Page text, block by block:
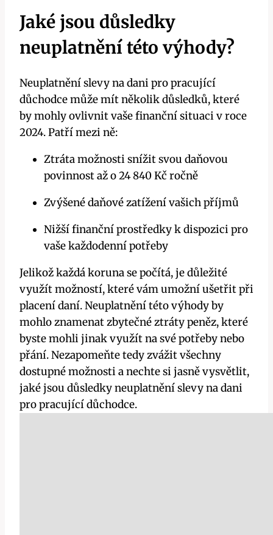
Jaké jsou důsledky
neuplatnění této výhody?
Neuplatnění slevy na dani pro pracující
důchodce může mít několik důsledků, které
by mohly ovlivnit vaše finanční situaci v roce
2024. Patří mezi ně:
Ztráta možnosti snížit svou daňovou
povinnost až o 24 840 Kč ročně
Zvýšené daňové zatížení vašich příjmů
Nižší finanční prostředky k dispozici pro
vaše každodenní potřeby
Jelikož každá koruna se počítá, je důležité
využít možností, které vám umožní ušetřit při
placení daní. Neuplatnění této výhody by
mohlo znamenat zbytečné ztráty peněz, které
byste mohli jinak využít na své potřeby nebo
přání. Nezapomeňte tedy zvážit všechny
dostupné možnosti a nechte si jasně vysvětlit,
jaké jsou důsledky neuplatnění slevy na dani
pro pracující důchodce.